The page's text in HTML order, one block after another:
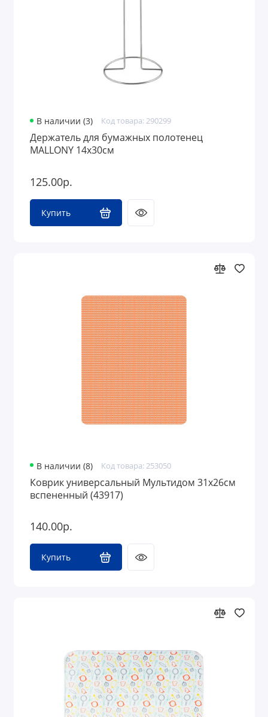
В наличии (3) Код товара: 290299
Держатель для бумажных полотенец
MALLONY 14х30см
125.00р.
Купить
В наличии (8) Код товара: 253050
Коврик универсальный Мультидом 31х26см
вспененный (43917)
140.00р.
Купить